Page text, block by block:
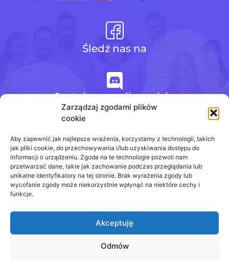
Zarządzaj zgodami plików
cookie
Aby zapewnić jak najlepsze wrażenia, korzystamy z technologii, takich
jak pliki cookie, do przechowywania i/lub uzyskiwania dostępu do
informacji o urządzeniu. Zgoda na te technologie pozwoli nam
przetwarzać dane, takie jak zachowanie podczas przeglądania lub
unikalne identyfikatory na tej stronie. Brak wyrażenia zgody lub
wycofanie zgody może niekorzystnie wpłynąć na niektóre cechy i
funkcje.
Akceptuję
Odmów
Śledź nas na
Jesteśmy na discordzie
+48 728 484 484
biuro@odpowiedzinasprawdziany.pl
Prawa Autorskie © 2020 - 2026
odpowiedzinasprawdziany.pl wszelkie prawa